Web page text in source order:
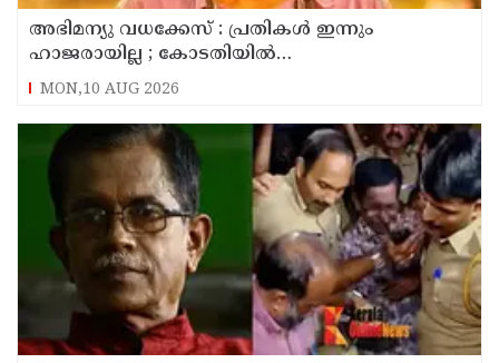
അഭിമന്യു വധക്കേസ് : പ്രതികൾ ഇന്നും
ഹാജരായില്ല ; കോടതിയിൽ
മാധ്യമപ്രവർത്തകരുള്ളതിനാൽ ഹാജരാകാൻ
ബുദ്ധിമുട്ടെന്ന് പ്രതികൾ
MON,10 AUG 2026